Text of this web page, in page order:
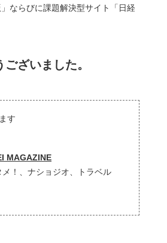
ならびに課題解決型サイト「日経
ざいました。
す
MAGAZINE
！、ナショジオ、トラベル